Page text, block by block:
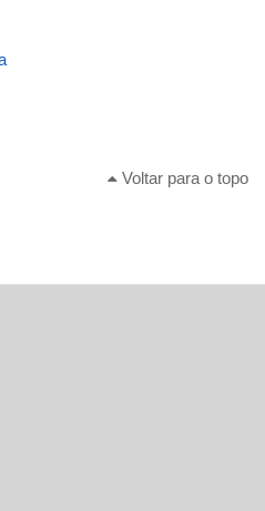
Voltar para o topo